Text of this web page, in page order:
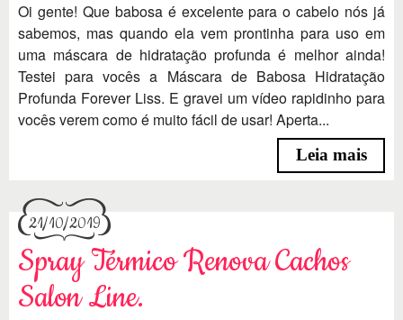
Oi gente! Que babosa é excelente para o cabelo nós já
sabemos, mas quando ela vem prontinha para uso em
uma máscara de hidratação profunda é melhor ainda!
Testei para vocês a Máscara de Babosa Hidratação
Profunda Forever Liss. E gravei um vídeo rapidinho para
vocês verem como é muito fácil de usar! Aperta...
Leia mais
21/10/2019
Spray Térmico Renova Cachos
Salon Line.